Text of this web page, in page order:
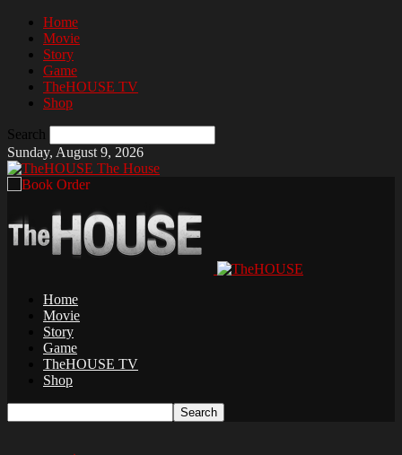
Home
Movie
Story
Game
TheHOUSE TV
Shop
Search
Sunday, August 9, 2026
The House
Home
Movie
Story
Game
TheHOUSE TV
Shop